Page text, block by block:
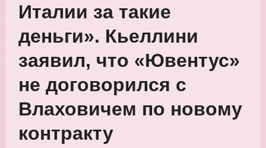
Италии за такие
деньги». Кьеллини
заявил, что «Ювентус»
не договорился с
Влаховичем по новому
контракту